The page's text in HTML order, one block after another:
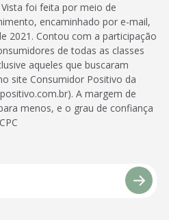
foi feita por meio de
encaminhado por e-mail,
2021. Contou com a participação
de todas as classes
aqueles que buscaram
site Consumidor Positivo da
A margem de
menos, e o grau de confiança